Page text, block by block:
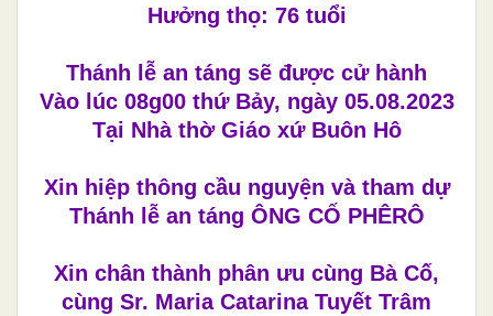
Hưởng thọ: 76 tuổi
Thánh lễ an táng sẽ được cử hành
Vào lúc 08g00 thứ Bảy, ngày 05.08.2023
Tại Nhà thờ Giáo xứ Buôn Hô
Xin hiệp thông cầu nguyện và tham dự
Thánh lễ an táng ÔNG CỐ PHÊRÔ
Xin chân thành phân ưu cùng Bà Cố,
cùng Sr. Maria Catarina Tuyết Trâm